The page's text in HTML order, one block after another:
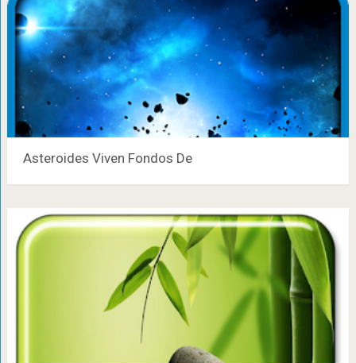
Asteroides Viven Fondos De